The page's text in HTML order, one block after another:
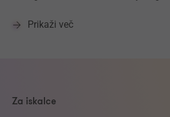
Prikaži več
Za iskalce